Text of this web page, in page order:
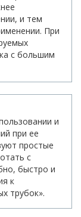
и тем
При
с большим
и
при ее
простые
с
быстро и
к
трубок».